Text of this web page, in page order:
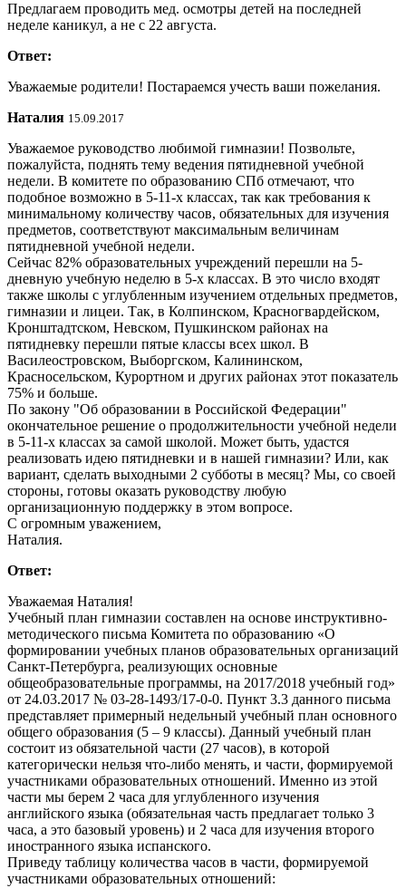
Предлагаем проводить мед. осмотры детей на последней
неделе каникул, а не с 22 августа.
Ответ:
Уважаемые родители! Постараемся учесть ваши пожелания.
Наталия 15.09.2017
Уважаемое руководство любимой гимназии! Позвольте,
пожалуйста, поднять тему ведения пятидневной учебной
недели. В комитете по образованию СПб отмечают, что
подобное возможно в 5-11-х классах, так как требования к
минимальному количеству часов, обязательных для изучения
предметов, соответствуют максимальным величинам
пятидневной учебной недели.
Сейчас 82% образовательных учреждений перешли на 5-
дневную учебную неделю в 5-х классах. В это число входят
также школы с углубленным изучением отдельных предметов,
гимназии и лицеи. Так, в Колпинском, Красногвардейском,
Кронштадтском, Невском, Пушкинском районах на
пятидневку перешли пятые классы всех школ. В
Василеостровском, Выборгском, Калининском,
Красносельском, Курортном и других районах этот показатель
75% и больше.
По закону "Об образовании в Российской Федерации"
окончательное решение о продолжительности учебной недели
в 5-11-х классах за самой школой. Может быть, удастся
реализовать идею пятидневки и в нашей гимназии? Или, как
вариант, сделать выходными 2 субботы в месяц? Мы, со своей
стороны, готовы оказать руководству любую
организационную поддержку в этом вопросе.
С огромным уважением,
Наталия.
Ответ:
Уважаемая Наталия!
Учебный план гимназии составлен на основе инструктивно-
методического письма Комитета по образованию «О
формировании учебных планов образовательных организаций
Санкт-Петербурга, реализующих основные
общеобразовательные программы, на 2017/2018 учебный год»
от 24.03.2017 № 03-28-1493/17-0-0. Пункт 3.3 данного письма
представляет примерный недельный учебный план основного
общего образования (5 – 9 классы). Данный учебный план
состоит из обязательной части (27 часов), в которой
категорически нельзя что-либо менять, и части, формируемой
участниками образовательных отношений. Именно из этой
части мы берем 2 часа для углубленного изучения
английского языка (обязательная часть предлагает только 3
часа, а это базовый уровень) и 2 часа для изучения второго
иностранного языка испанского.
Приведу таблицу количества часов в части, формируемой
участниками образовательных отношений: